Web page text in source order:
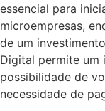
essencial para
microempresas,
de um
Digital permite um
possibilidade de
necessidade de